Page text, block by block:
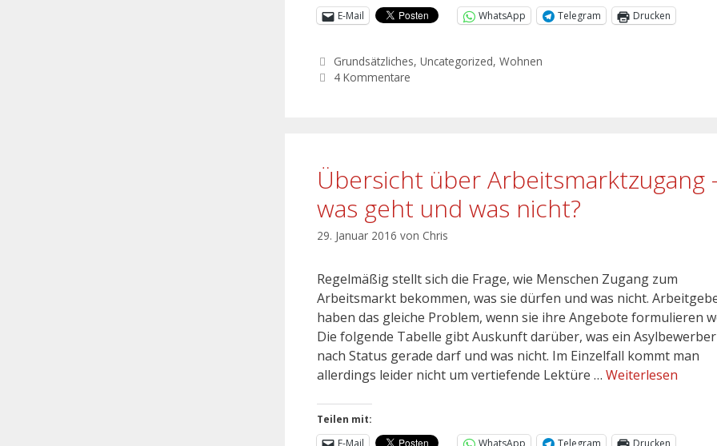
E-Mail
WhatsApp Telegram Drucken
Grundsätzliches,Uncategorized,Wohnen
4 Kommentare
Übersicht über Arbeitsmarktzugang
was geht und was nicht?
29. Januar 2016 von Chris
Regelmäßig stellt sich die Frage, wie Menschen Zugang zum
Arbeitsmarkt bekommen, was sie dürfen und was nicht.
haben das gleiche Problem, wenn sie ihre Angebote formulieren
Die folgende Tabelle gibt Auskunft darüber, was ein
nach Status gerade darf und was nicht. Im Einzelfall kommt man
allerdings leider nicht um vertiefende Lektüre … Weiterlesen
Teilen mit: